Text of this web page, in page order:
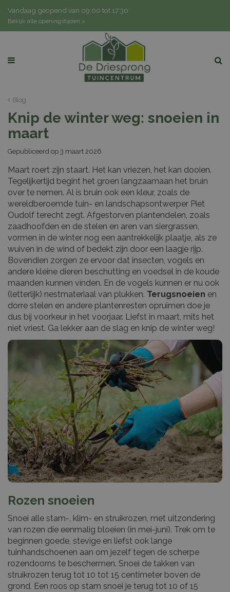
Blog
Vandaag geopend van 09:00 tot 17:30
Bekijk alle openingstijden >
Knip de winter weg: snoeien in
maart
Gepubliceerd op 3 maart 2026
Maart roert zijn staart. Het kan vriezen, het kan dooien.
Tegelijkertijd begint het groen langzaamaan het bruin
over te nemen. Al is bruin ook een kleur, zoals de
wereldberoemde tuin- en landschapsontwerper Piet
Oudolf terecht zegt. Afgestorven plantendelen, zoals
zaadhoofden en de stelen en aren van siergrassen,
vormen in de winter nog een aantrekkelijk plaatje, als ze
wuiven in de wind of bedekt zijn door een laagje rijp.
Bovendien zorgen ze ervoor dat insecten, vogels en
andere kleine dieren beschutting en voedsel in de koude
maanden kunnen vinden. En de vogels kunnen er nu ook
(letterlijk) nestmateriaal van plukken. Terugsnoeien en
dorre stelen en andere plantenresten opruimen doe je
dus bij voorkeur in het voorjaar. Liefst in maart, mits het
niet vriest. Ga lekker aan de slag en knip de winter weg!
Rozen snoeien
Snoei alle stam-, klim- en struikrozen, met uitzondering
van rozen die eenmalig bloeien (in mei-juni). Trek om te
beginnen goede, stevige en liefst ook lange
tuinhandschoenen aan om jezelf tegen de scherpe
rozendoorns te beschermen. Snoei de takken van
struikrozen terug tot 10 tot 15 centimeter boven de
grond. Een roos op stam snoei je terug tot 10 of 15